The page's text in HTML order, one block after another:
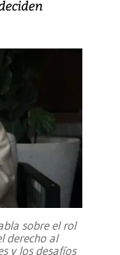
sobre el rol
derecho al
y los desafíos